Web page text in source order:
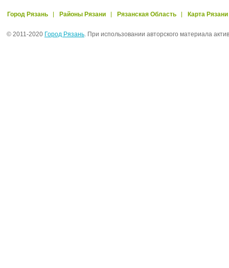
Город Рязань Районы Рязани Рязанская Область Карта Рязани
© 2011-2020 Город Рязань. При использовании авторского материала